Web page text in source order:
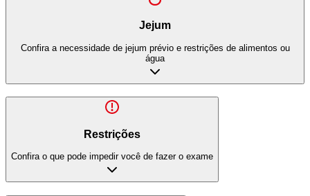
Jejum
Confira a necessidade de jejum prévio e restrições de alimentos ou
água
Restrições
Confira o que pode impedir você de fazer o exame